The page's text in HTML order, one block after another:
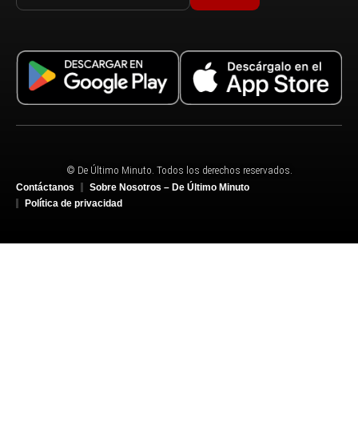
© De Último Minuto. Todos los derechos reservados.
Contáctanos
Sobre Nosotros – De Último Minuto
Política de privacidad